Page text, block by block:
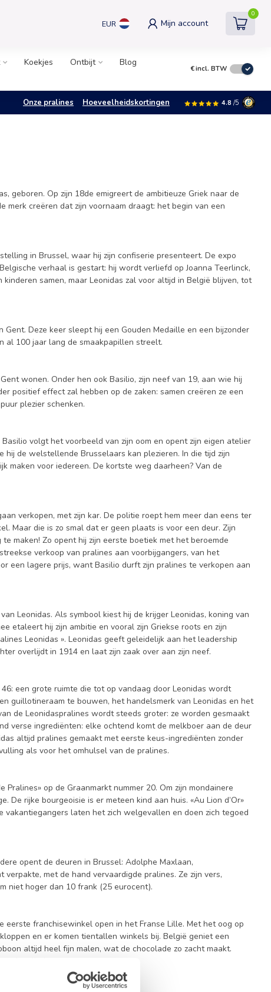
EUR Mijn account
0
Koekjes Ontbijt
Blog
€incl. BTW
Onze pralines Hoeveelheidskortingen 4.8 /5
geboren. Op zijn 18de emigreert de ambitieuze Griek naar de
creëren dat zijn voornaam draagt: het begin van een
in Brussel, waar hij zijn confiserie presenteert. De expo
verhaal is gestart: hij wordt verliefd op Joanna Teerlinck,
samen, maar Leonidas zal voor altijd in België blijven, tot
Deze keer sleept hij een Gouden Medaille en een bijzonder
al 100 jaar lang de smaakpapillen streelt.
wonen. Onder hen ook Basilio, zijn neef van 19, aan wie hij
positief effect zal hebben op de zaken: samen creëren ze een
plezier schenken.
volgt het voorbeeld van zijn oom en opent zijn eigen atelier
de welstellende Brusselaars kan plezieren. In die tijd zijn
maken voor iedereen. De kortste weg daarheen? Van de
verkopen, met zijn kar. De politie roept hem meer dan eens ter
Maar die is zo smal dat er geen plaats is voor een deur. Zijn
maken! Zo opent hij zijn eerste boetiek met het beroemde
verkoop van pralines aan voorbijgangers, van het
een lagere prijs, want Basilio durft zijn pralines te verkopen aan
Leonidas. Als symbool kiest hij de krijger Leonidas, koning van
etaleert hij zijn ambitie en vooral zijn Griekse roots en zijn
Leonidas ». Leonidas geeft geleidelijk aan het leadership
overlijdt in 1914 en laat zijn zaak over aan zijn neef.
een grote ruimte die tot op vandaag door Leonidas wordt
guillotineraam te bouwen, het handelsmerk van Leonidas en het
de Leonidaspralines wordt steeds groter: ze worden gesmaakt
verse ingrediënten: elke ochtend komt de melkboer aan de deur
altijd pralines gemaakt met eerste keus-ingrediënten zonder
als voor het omhulsel van de pralines.
op de Graanmarkt nummer 20. Om zijn mondainere
rijke bourgeoisie is er meteen kind aan huis. «Au Lion d’Or»
laten het zich welgevallen en doen zich tegoed
opent de deuren in Brussel: Adolphe Maxlaan,
met de hand vervaardigde pralines. Ze zijn vers,
niet hoger dan 10 frank (25 eurocent).
franchisewinkel open in het Franse Lille. Met het oog op
en er komen tientallen winkels bij. België geniet een
altijd heel fijn malen, wat de chocolade zo zacht maakt.